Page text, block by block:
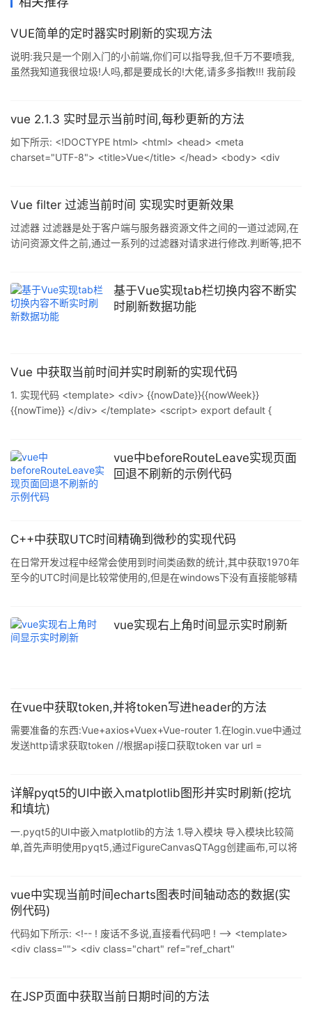
VUE简单的定时器实时刷新的实现方法
说明:我只是一个刚入门的小前端,你们可以指导我,但千万不要喷我,
虽然我知道我很垃圾!人吗,都是要成长的!大佬,请多多指教!!! 我前段
们感觉肯定很简单,但是我只是一个刚入门的小前端,特此记录一下.
其思路就是先定义一个定时器,然后去定时请求后台,到最后关闭这个
定时器,哈哈,是不是都是废话,但是确实
vue 2.1.3 实时显示当前时间,每秒更新的方法
如下所示: <!DOCTYPE html> <html> <head> <meta
charset="UTF-8"> <title>Vue</title> </head> <body> <div
Vue filter 过滤当前时间 实现实时更新效果
过滤器 过滤器是处于客户端与服务器资源文件之间的一道过滤网,在
访问资源文件之前,通过一系列的过滤器对请求进行修改.判断等,把不
更新,具体代码如下所示: <!DOCTYPE html> <html lang="en">
<head> <meta charset="UTF-8"> <
基于Vue实现tab栏切换内容不断实
时刷新数据功能
Vue 中获取当前时间并实时刷新的实现代码
1. 实现代码 <template> <div> {{nowDate}}{{nowWeek}}
{{nowTime}} </div> </template> <script> export default {
vue中beforeRouteLeave实现页面
回退不刷新的示例代码
C++中获取UTC时间精确到微秒的实现代码
在日常开发过程中经常会使用到时间类函数的统计,其中获取1970年
至今的UTC时间是比较常使用的,但是在windows下没有直接能够精
UTC_TIME_STAMP_H_#define UTC_TIME_STAMP_H_ #include
<windows.h>#include <sys/timeb.h>#include <time.h> #if
vue实现右上角时间显示实时刷新
在vue中获取token,并将token写进header的方法
需要准备的东西:Vue+axios+Vuex+Vue-router 1.在login.vue中通过
发送http请求获取token //根据api接口获取token var url =
}).then(res => { // console.log(res.d
详解pyqt5的UI中嵌入matplotlib图形并实时刷新(挖坑
和填坑)
一.pyqt5的UI中嵌入matplotlib的方法 1.导入模块 导入模块比较简
单,首先声明使用pyqt5,通过FigureCanvasQTAgg创建画布,可以将
其次要导入matplotlib.figure的Figure ,这里要注意的是
matplotlib.figure中的Figure,不是matplotlib.pyplot模块中的
vue中实现当前时间echarts图表时间轴动态的数据(实
例代码)
代码如下所示: <!-- ! 废话不多说,直接看代码吧 ! --> <template>
<div class=""> <div class="chart" ref="ref_chart"
在JSP页面中获取当前日期时间的方法